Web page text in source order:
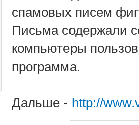
спамовых писем
Письма содержали
компьютеры
программа.
Дальше - http://